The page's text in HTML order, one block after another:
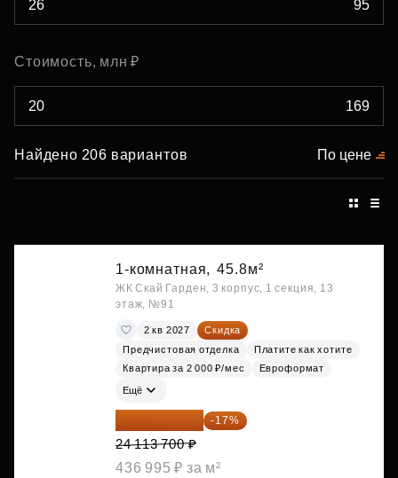
Стоимость, млн ₽
Найдено 206 вариантов По цене
1-комнатная, 45.8м²
ЖК Скай Гарден, 3 корпус, 1 секция, 13
этаж, №91
2 кв 2027
Скидка
Предчистовая отделка
Платите как хотите
Квартира за 2 000 ₽/мес
Евроформат
Ещё
20 014 371 ₽ -17%
24 113 700 ₽
436 995 ₽ за м²